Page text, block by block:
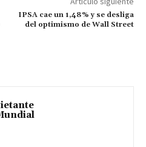
IPSA cae un 1,48% y se desliga
del optimismo de Wall Street